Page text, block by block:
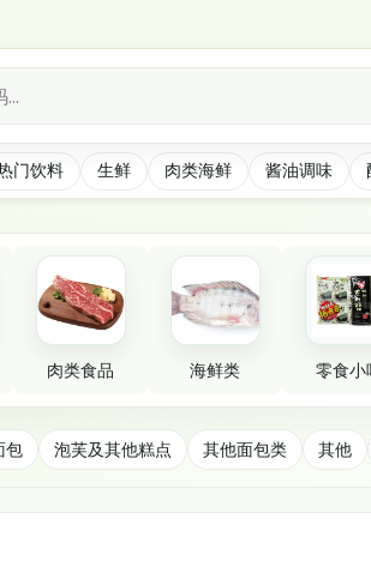
门饮料 生鲜 肉类海鲜 酱油调味
肉类食品 海鲜类 零食小
包 泡芙及其他糕点 其他面包类 其他